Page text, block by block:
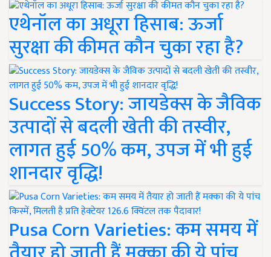
एथेनॉल का अधूरा हिसाब: ऊर्जा
सुरक्षा की कीमत कौन चुका रहा है?
Success Story: जायडेक्स के जैविक
उत्पादों से बदली खेती की तस्वीर,
लागत हुई 50% कम, उपज में भी हुई
शानदार वृद्धि!
Pusa Corn Varieties: कम समय में